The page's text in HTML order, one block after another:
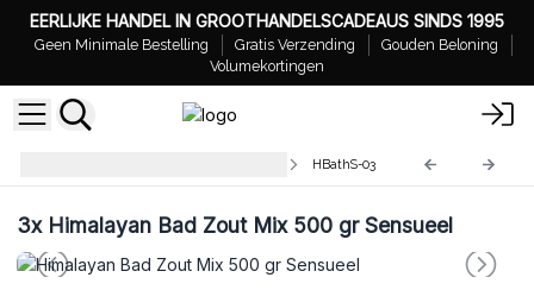
EERLIJKE HANDEL IN GROOTHANDELSCADEAUS SINDS 1995
Geen Minimale Bestelling Gratis Verzending
Gouden Beloning
Volumekortingen
HBathS-03
3xHimalayan Bad Zout Mix 500 gr Sensueel